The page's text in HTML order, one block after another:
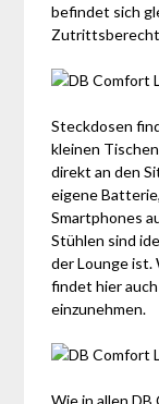
befindet sich
Steckdosen
kleinen
direkt an den
eigene
Smartphones
Stühlen sind
der Lounge ist.
findet hier
einzunehmen.
Wie in allen